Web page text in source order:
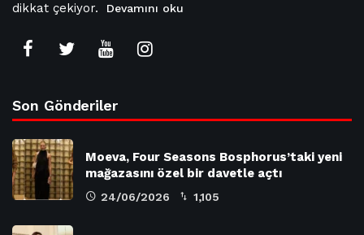
dikkat çekiyor.
Devamını oku
Son Gönderiler
Moeva, Four Seasons Bosphorus’taki yeni
mağazasını özel bir davetle açtı
24/06/2026 1,105